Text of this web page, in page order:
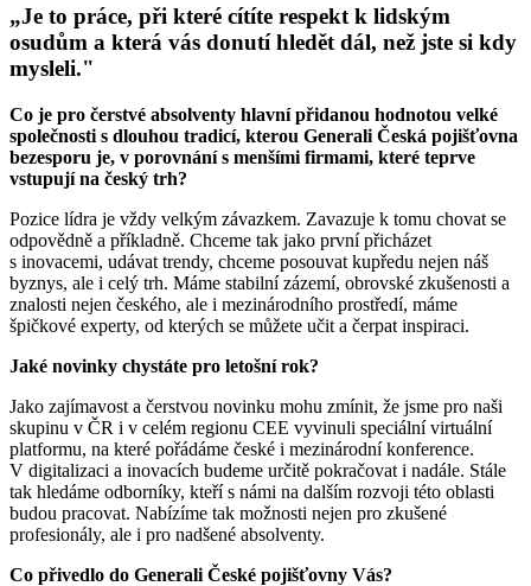
„Je to práce, při které cítíte respekt k lidským
osudům a která vás donutí hledět dál, než jste si kdy
mysleli."
Co je pro čerstvé absolventy hlavní přidanou hodnotou velké
společnosti s dlouhou tradicí, kterou Generali Česká pojišťovna
bezesporu je, v porovnání s menšími firmami, které teprve
vstupují na český trh?
Pozice lídra je vždy velkým závazkem. Zavazuje k tomu chovat se
odpovědně a příkladně. Chceme tak jako první přicházet
s inovacemi, udávat trendy, chceme posouvat kupředu nejen náš
byznys, ale i celý trh. Máme stabilní zázemí, obrovské zkušenosti a
znalosti nejen českého, ale i mezinárodního prostředí, máme
špičkové experty, od kterých se můžete učit a čerpat inspiraci.
Jaké novinky chystáte pro letošní rok?
Jako zajímavost a čerstvou novinku mohu zmínit, že jsme pro naši
skupinu v ČR i v celém regionu CEE vyvinuli speciální virtuální
platformu, na které pořádáme české i mezinárodní konference.
V digitalizaci a inovacích budeme určitě pokračovat i nadále. Stále
tak hledáme odborníky, kteří s námi na dalším rozvoji této oblasti
budou pracovat. Nabízíme tak možnosti nejen pro zkušené
profesionály, ale i pro nadšené absolventy.
Co přivedlo do Generali České pojišťovny Vás?